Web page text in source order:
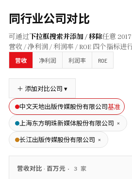
同行业公司对比
可通过下拉框搜索并添加 / 移除任意 2017
营收 / 净利润 / 利润率 / ROE 四个指标进
营收 净利润 利润率 ROE
＋ 添加对比公司 ▾
中文天地出版传媒股份有限公司基准
上海东方明珠新媒体股份有限公司 ×
长江出版传媒股份有限公司 ×
营收对比 · 百万元 · 3 家